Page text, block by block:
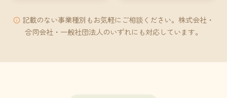
記載のない事業種別もお気軽にご相談ください。株式会社・
合同会社・一般社団法人のいずれにも対応しています。